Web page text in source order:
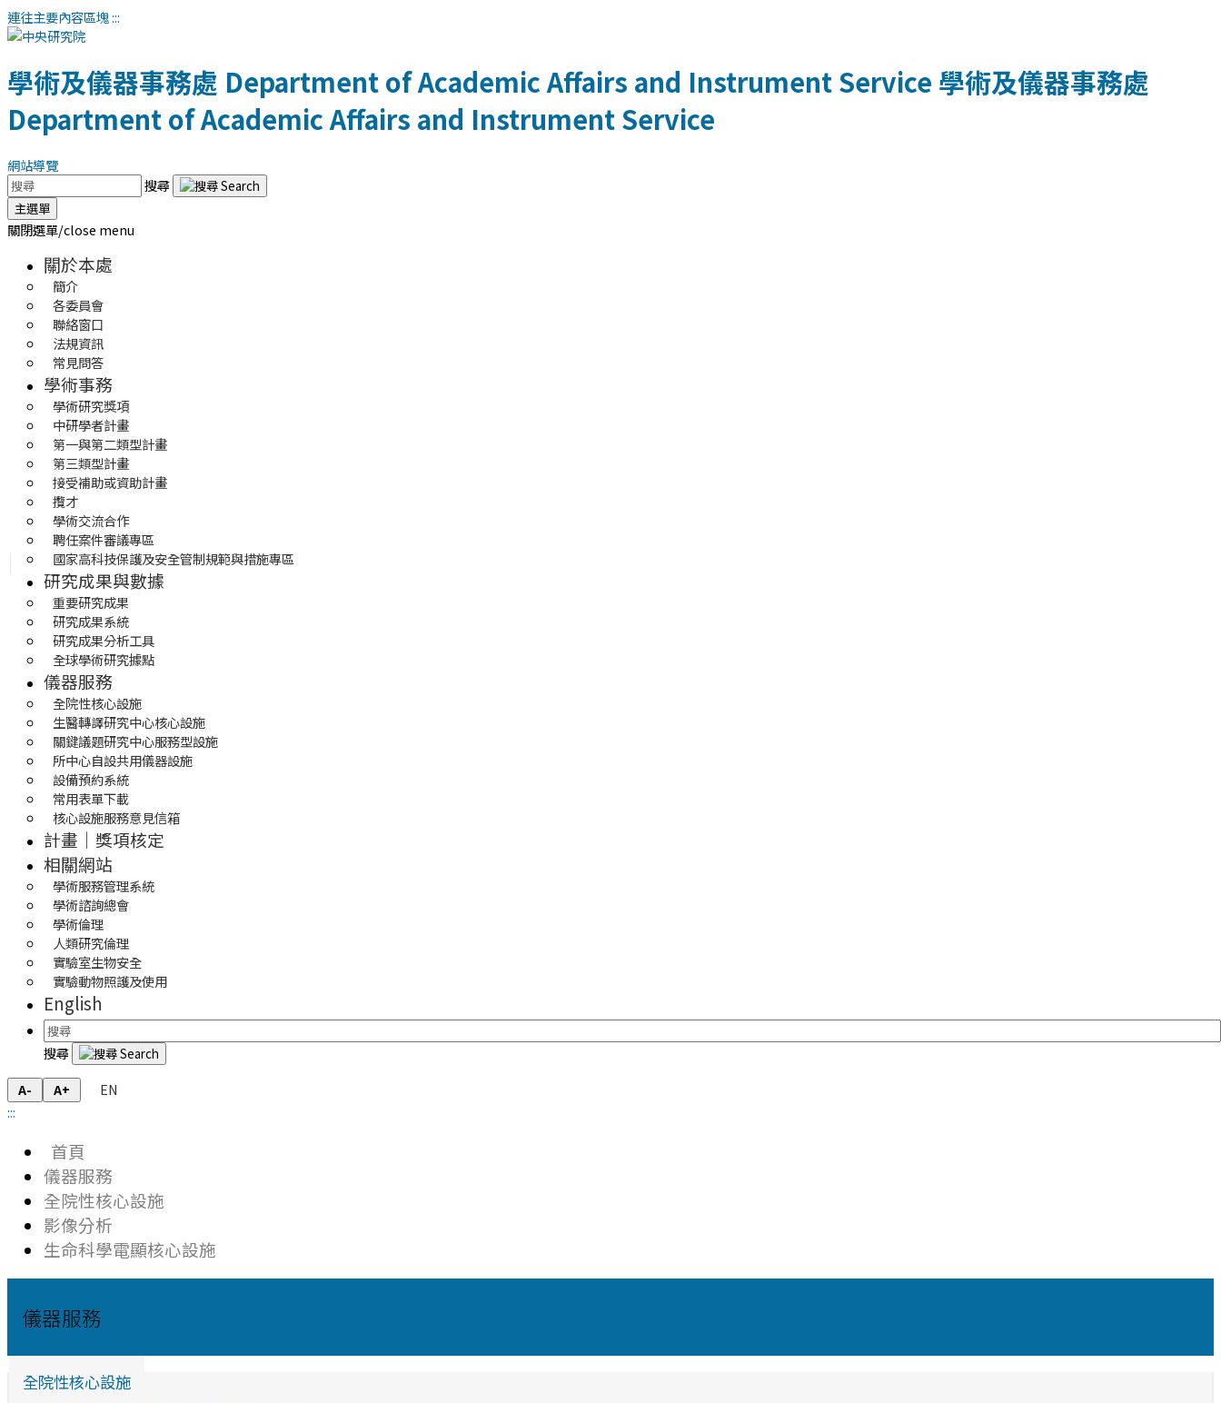
連往主要內容區塊:::
學術及儀器事務處 Department of Academic Affairs and Instrument Service 學術及儀器事務處
Department of Academic Affairs and Instrument Service
網站導覽
搜尋
主選單
關閉選單/close menu
關於本處
簡介
各委員會
聯絡窗口
法規資訊
常見問答
學術事務
學術研究獎項
中研學者計畫
第一與第二類型計畫
第三類型計畫
接受補助或資助計畫
攬才
學術交流合作
聘任案件審議專區
國家高科技保護及安全管制規範與措施專區
研究成果與數據
重要研究成果
研究成果系統
研究成果分析工具
全球學術研究據點
儀器服務
全院性核心設施
生醫轉譯研究中心核心設施
關鍵議題研究中心服務型設施
所中心自設共用儀器設施
設備預約系統
常用表單下載
核心設施服務意見信箱
計畫｜獎項核定
相關網站
學術服務管理系統
學術諮詢總會
學術倫理
人類研究倫理
實驗室生物安全
實驗動物照護及使用
English
搜尋
A- A+
EN
:::
首頁
儀器服務
全院性核心設施
影像分析
生命科學電顯核心設施
儀器服務
全院性核心設施